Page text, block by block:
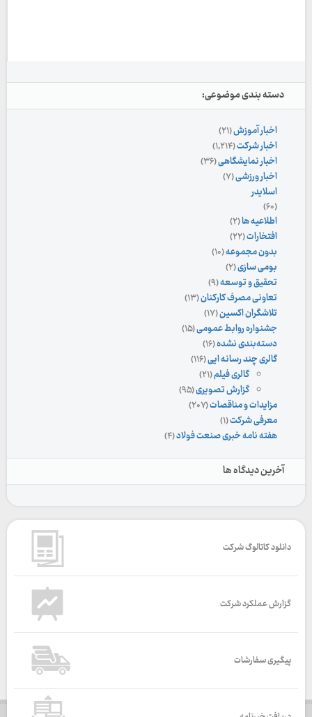
دسته بندی موضوعی:
اخبار آموزش(۲۱)
اخبار شرکت(۱,۲۱۴)
اخبار نمایشگاهی(۳۶)
اخبار ورزشی(۷)
اسلایدر
(۶۰)
اطلاعیه ها(۲)
افتخارات(۲۲)
بدون مجموعه(۱۰)
بومی سازی(۲)
تحقیق و توسعه(۹)
تعاونی مصرف کارکنان(۱۳)
تلاشگران اکسین(۱۷)
جشنواره روابط عمومی(۱۵)
دسته‌بندی نشده(۱۶)
گالری چند رسانه ایی(۱۱۶)
گالری فیلم(۲۱)
گزارش تصویری(۹۵)
مزایدات و مناقصات(۲۰۷)
معرفی شرکت(۱)
هفته نامه خبری صنعت فولاد(۴)
آخرین دیدگاه ها
دانلود کاتالوگ شرکت
گزارش عملکرد شرکت
پیگیری سفارشات